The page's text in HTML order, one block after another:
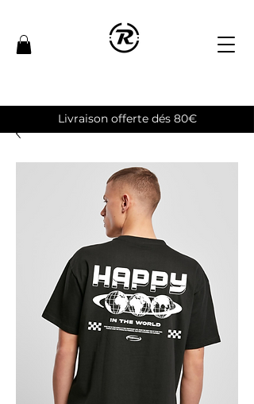
Livraison offerte dés 80€